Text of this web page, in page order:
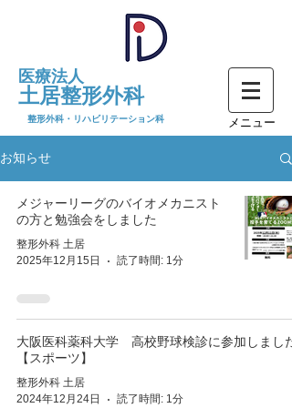
医療法人​
土居整形外科
​整形外科 ・リハビリテーション科 ​メニュー
お知らせ
メジャーリーグのバイオメカニスト
の方と勉強会をしました
整形外科 土居
2025年12月15日
読了時間: 1分
大阪医科薬科大学 高校野球検診に参加しました
【スポーツ】
整形外科 土居
2024年12月24日
読了時間: 1分